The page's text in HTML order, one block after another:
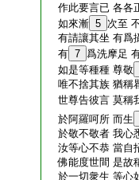
作此要言已 各各
如來漸 5 次至
有請讓其坐 有爲
有 7 爲洗摩足
如是等種種 尊敬
唯不捨其族 猶稱
世尊告彼言 莫稱
於阿羅呵所 而生
於敬不敬者 我心
汝等心不恭 當自
佛能度世間 是故
於一切衆生 等心